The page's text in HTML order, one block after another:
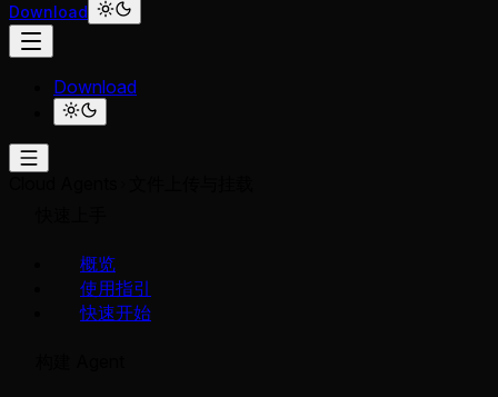
Download
Download
概览
使用指引
快速开始